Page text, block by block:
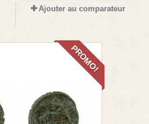
Ajouter au comparateur
PROMO!